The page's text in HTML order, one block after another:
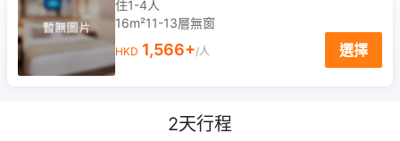
住1-4人
16m²11-13層無窗
HKD 1,566+/人 選擇
2天行程